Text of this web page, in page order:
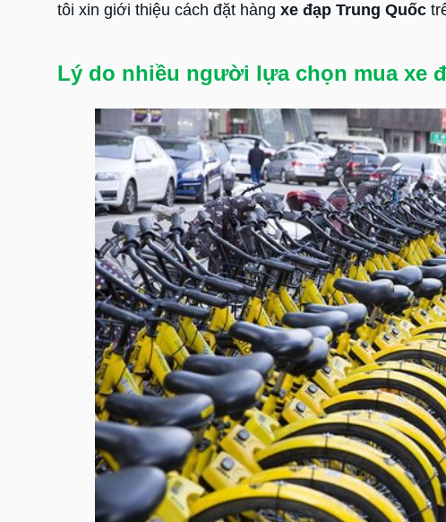
tôi xin giới thiệu cách đặt hàng xe đạp Trung Quốc
Lý do nhiều người lựa chọn mua xe